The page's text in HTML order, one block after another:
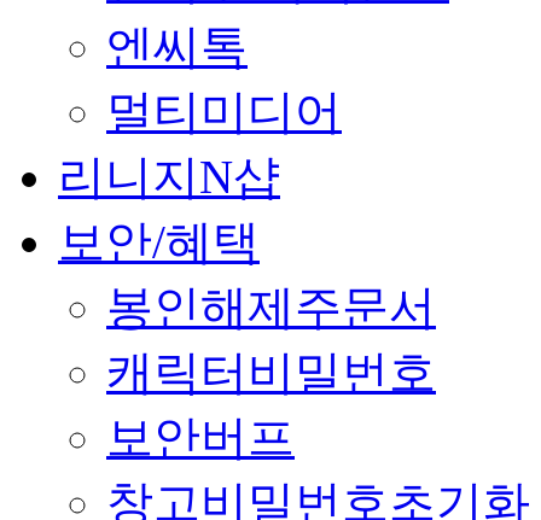
엔씨톡
멀티미디어
리니지N샵
보안/혜택
봉인해제주문서
캐릭터비밀번호
보안버프
창고비밀번호초기화